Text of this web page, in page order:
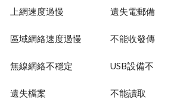
上網速度過慢
遺失電郵備
區域網絡速度過慢
不能收發傳
無線網絡不穩定
USB設備不
遺失檔案
不能讀取